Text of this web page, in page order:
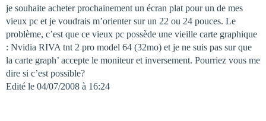
je souhaite acheter prochainement un écran plat pour un de mes
vieux pc et je voudrais m’orienter sur un 22 ou 24 pouces. Le
problème, c’est que ce vieux pc possède une vieille carte graphique
: Nvidia RIVA tnt 2 pro model 64 (32mo) et je ne suis pas sur que
la carte graph’ accepte le moniteur et inversement. Pourriez vous me
dire si c’est possible?
Edité le 04/07/2008 à 16:24